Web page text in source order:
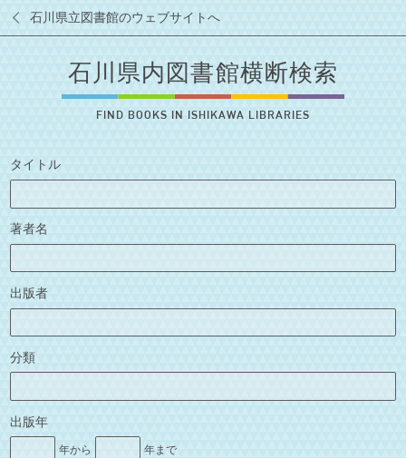
石川県立図書館のウェブサイトへ
石川県内図書館横断検索
FIND BOOKS IN ISHIKAWA LIBRARIES
タイトル
著者名
出版者
分類
出版年
年から 年まで